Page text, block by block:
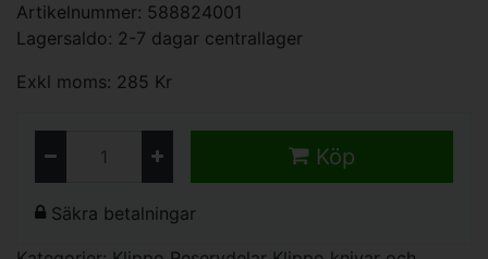
Artikelnummer: 588824001
Lagersaldo: 2-7 dagar centrallager
Exkl moms: 285 Kr
Köp
Säkra betalningar